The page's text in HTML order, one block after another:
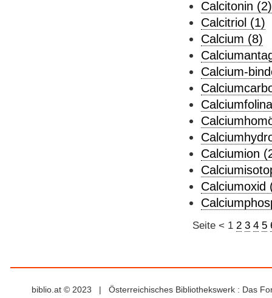
Calcitonin (2)
Calcitriol (1)
Calcium (8)
Calcium-
Calciumion
Calciumoxid
Seite < 1 2 3 4 5
biblio.at © 2023 | Österreichisches Bibliothekswerk : Das